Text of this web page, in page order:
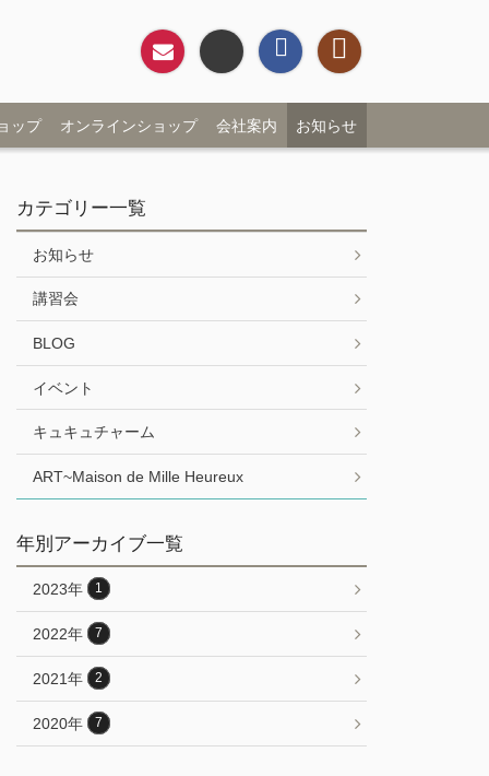
お問い合わせ
Twitter Facebookページ
Instagram
ップ オンラインショップ 会社案内 お知らせ
カテゴリー一覧
お知らせ
講習会
BLOG
イベント
キュキュチャーム
ART~Maison de Mille Heureux
年別アーカイブ一覧
2023年 1
2022年 7
2021年 2
2020年 7